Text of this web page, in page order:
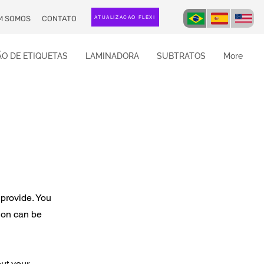
SOMOS CONTATO ATUALIZAÇÃO FLEXI
DE ETIQUETAS LAMINADORA SUBTRATOS More
You
can be